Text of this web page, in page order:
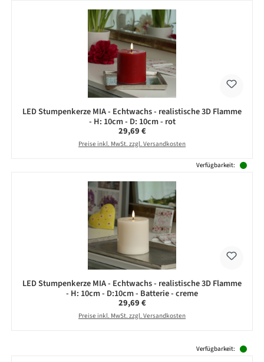
LED Stumpenkerze MIA - Echtwachs - realistische 3D Flamme
- H: 10cm - D: 10cm - rot
Regulärer Preis:
29,69 €
Preise inkl. MwSt. zzgl. Versandkosten
Verfügbarkeit:
LED Stumpenkerze MIA - Echtwachs - realistische 3D Flamme
- H: 10cm - D:10cm - Batterie - creme
Regulärer Preis:
29,69 €
Preise inkl. MwSt. zzgl. Versandkosten
Verfügbarkeit: